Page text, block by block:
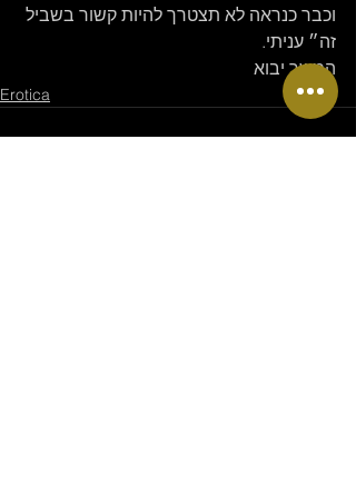
וכבר כנראה לא תצטרך להיות קשור בשביל
זה״ עניתי.
המשך יבוא
Erotica